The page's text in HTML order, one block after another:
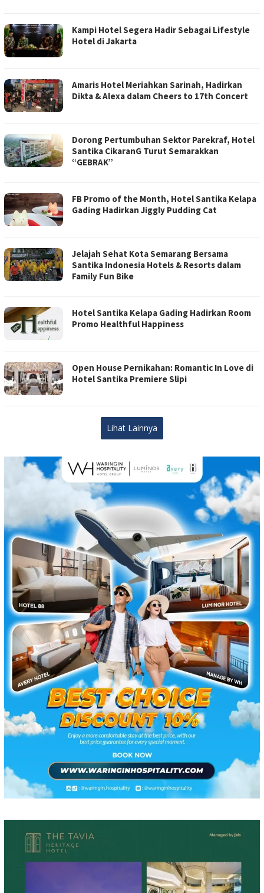
Kampi Hotel Segera Hadir Sebagai Lifestyle
Hotel di Jakarta
Amaris Hotel Meriahkan Sarinah, Hadirkan
Dikta & Alexa dalam Cheers to 17th Concert
Dorong Pertumbuhan Sektor Parekraf, Hotel
Santika CikaranG Turut Semarakkan
“GEBRAK”
FB Promo of the Month, Hotel Santika Kelapa
Gading Hadirkan Jiggly Pudding Cat
Jelajah Sehat Kota Semarang Bersama
Santika Indonesia Hotels & Resorts dalam
Family Fun Bike
Hotel Santika Kelapa Gading Hadirkan Room
Promo Healthful Happiness
Open House Pernikahan: Romantic In Love di
Hotel Santika Premiere Slipi
Lihat Lainnya